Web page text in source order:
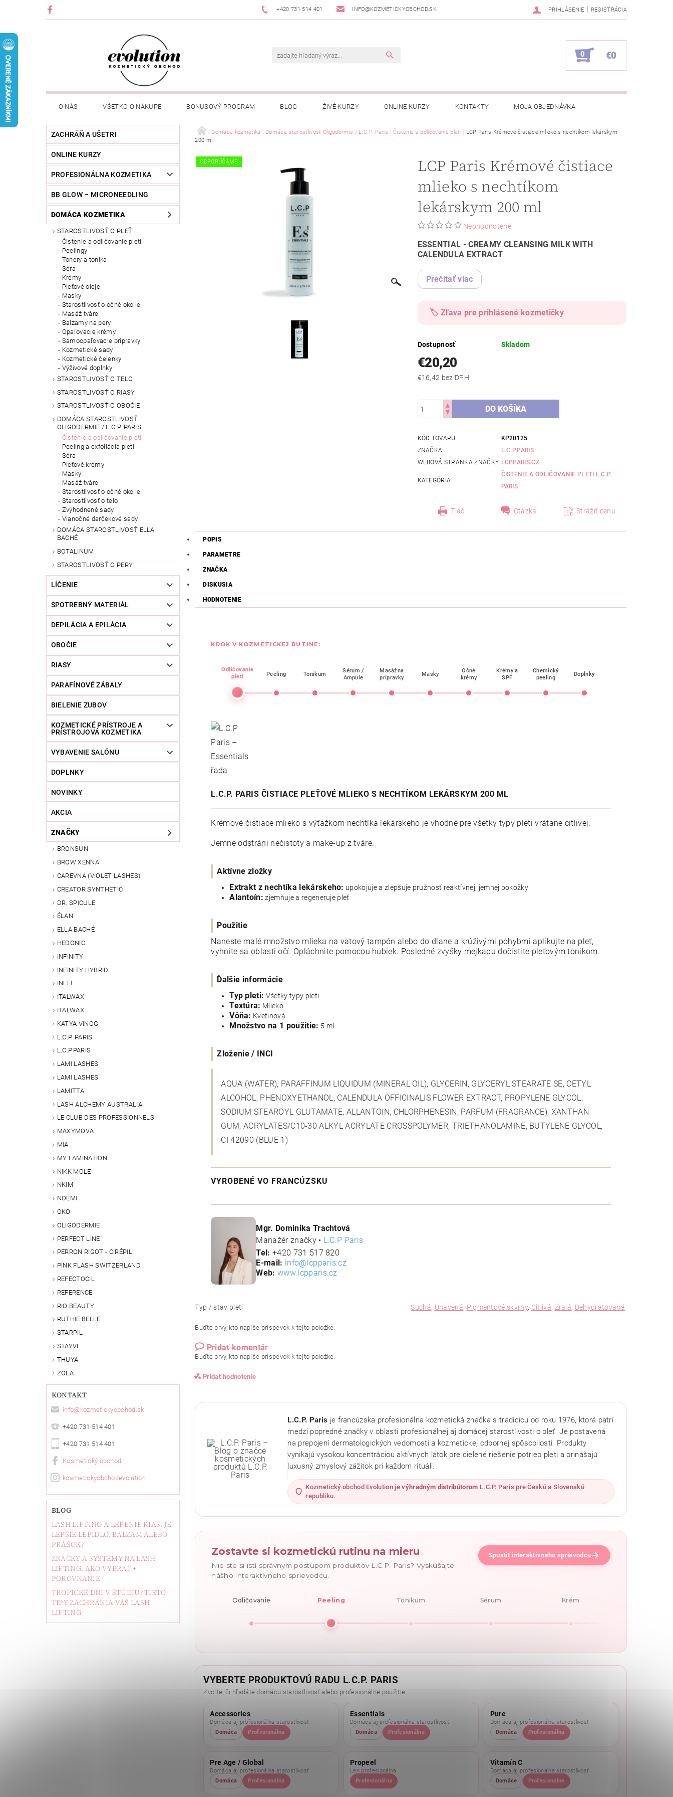
+420 731 514 401 INFO@KOZMETICKYOBCHOD.SK PRIHLÁSENIE | REGISTRÁCIA
0 €0
O NÁS VŠETKO O NÁKUPE BONUSOVÝ PROGRAM BLOG ŽIVÉ KURZY ONLINE KURZY KONTAKTY MOJA OBJEDNÁVKA
ZACHRÁŇ A UŠETRI
ONLINE KURZY
PROFESIONÁLNA KOZMETIKA
BB GLOW – MICRONEEDLING
DOMÁCA KOZMETIKA
STAROSTLIVOSŤ O PLEŤ
Čistenie a odličovanie pleti
Peelingy
Tonery a tonika
Séra
Krémy
Pleťové oleje
Masky
Starostlivosť o očné okolie
Masáž tváre
Balzamy na pery
Opaľovacie krémy
Samoopaľovacie prípravky
Kozmetické sady
Kozmetické čelenky
Výživové doplnky
STAROSTLIVOSŤ O TELO
STAROSTLIVOSŤ O RIASY
STAROSTLIVOSŤ O OBOČIE
DOMÁCA STAROSTLIVOSŤ
OLIGODERMIE / L.C.P. PARIS
Čistenie a odličovanie pleti
Peeling a exfoliácia pleti
Séra
Pleťové krémy
Masky
Masáž tváre
Starostlivosť o očné okolie
Starostlivosť o telo
Zvýhodnené sady
Vianočné darčekové sady
DOMÁCA STAROSTLIVOSŤ ELLA
BACHÉ
BOTALINUM
STAROSTLIVOSŤ O PERY
LÍČENIE
SPOTREBNÝ MATERIÁL
DEPILÁCIA A EPILÁCIA
OBOČIE
RIASY
PARAFÍNOVÉ ZÁBALY
BIELENIE ZUBOV
KOZMETICKÉ PRÍSTROJE A
PRÍSTROJOVÁ KOZMETIKA
VYBAVENIE SALÓNU
DOPLNKY
NOVINKY
AKCIA
ZNAČKY
BRONSUN
BROW XENNA
CAREVNA (VIOLET LASHES)
CREATOR SYNTHETIC
DR. SPICULE
ÉLAN
ELLA BACHÉ
HEDONIC
INFINITY
INFINITY HYBRID
INLEI
ITALWAX
ITALWAX
KATYA VINOG
L.C.P. PARIS
L.C.P.PARIS
LAMI LASHES
LAMI LASHES
LAMITTA
LASH ALCHEMY AUSTRALIA
LE CLUB DES PROFESSIONNELS
MAXYMOVA
MIA
MY LAMINATION
NIKK MOLE
NKIM
NOEMI
OKO
OLIGODERMIE
PERFECT LINE
PERRON RIGOT - CIRÉPIL
PINK FLASH SWITZERLAND
REFECTOCIL
REFERENCE
RIO BEAUTY
RUTHIE BELLE
STARPIL
STAYVE
THUYA
ZOLA
KONTAKT
info@ kozmetickyobchod.sk
+420 731 514 401
+420 731 514 401
Kosmetický obchod
kosmetickyobchodevolution
BLOG
LASH LIFTING A LEPENIE RIAS: JE
LEPŠIE LEPIDLO, BALZAM ALEBO
PRÁŠOK?
ZNAČKY A SYSTÉMY NA LASH
LIFTING: AKO VYBRAŤ +
POROVNANIE
TROPICKÉ DNI V ŠTÚDIU? TIETO
TIPY ZACHRÁNIA VÁŠ LASH
LIFTING
Domáca kozmetika Domáca starostlivosť Oligodermie / L.C.P. Paris Čistenie a odličovanie pleti
LCP Paris Krémové čistiace mlieko s nechtíkom lekárskym
200 ml
ODPORÚČAME
LCP Paris Krémové čistiace
mlieko s nechtíkom
lekárskym 200 ml
Neohodnotené
ESSENTIAL - CREAMY CLEANSING MILK WITH
CALENDULA EXTRACT
Prečítať viac
🏷️ Zľava pre prihlásené kozmetičky
Dostupnosť Skladom
€20,20
€16,42 bez DPH
KÓD TOVARU
KP20125
ZNAČKA
L.C.P.PARIS
WEBOVÁ STRÁNKA ZNAČKY LCPPARIS.CZ
KATEGÓRIA
ČISTENIE A ODLIČOVANIE PLETI L.C.P.
PARIS
Tlač Otázka Strážiť cenu
POPIS
PARAMETRE
ZNAČKA
DISKUSIA
HODNOTENIE
KROK V KOZMETICKEJ RUTINE:
Odličovanie
pleti
Peeling Tonikum
Sérum /
Ampule
Masážna
prípravky
Masky
Očné
krémy
Krémy a
SPF
Chemický
peeling
Doplnky
L.C.P. PARIS ČISTIACE PLEŤOVÉ MLIEKO S NECHTÍKOM LEKÁRSKYM 200 ML
Krémové čistiace mlieko s výťažkom nechtíka lekárskeho je vhodné pre všetky typy pleti vrátane citlivej.
Jemne odstráni nečistoty a make-up z tváre.
Aktívne zložky
Extrakt z nechtíka lekárskeho: upokojuje a zlepšuje pružnosť reaktívnej, jemnej pokožky
Alantoín: zjemňuje a regeneruje pleť
Použitie
Naneste malé množstvo mlieka na vatový tampón alebo do dlane a krúživými pohybmi aplikujte na pleť,
vyhnite sa oblasti očí. Opláchnite pomocou hubiek. Posledné zvyšky mejkapu dočistite pleťovým tonikom.
Ďalšie informácie
Typ pleti: Všetky typy pleti
Textúra: Mlieko
Vôňa: Kvetinová
Množstvo na 1 použitie: 5 ml
Zloženie / INCI
AQUA (WATER), PARAFFINUM LIQUIDUM (MINERAL OIL), GLYCERIN, GLYCERYL STEARATE SE, CETYL
ALCOHOL, PHENOXYETHANOL, CALENDULA OFFICINALIS FLOWER EXTRACT, PROPYLENE GLYCOL,
SODIUM STEAROYL GLUTAMATE, ALLANTOIN, CHLORPHENESIN, PARFUM (FRAGRANCE), XANTHAN
GUM, ACRYLATES/C10-30 ALKYL ACRYLATE CROSSPOLYMER, TRIETHANOLAMINE, BUTYLENE GLYCOL,
CI 42090 (BLUE 1)
VYROBENÉ VO FRANCÚZSKU
Mgr. Dominika Trachtová
Manažér značky • L.C.P Paris
Tel: +420 731 517 820
E-mail: info@lcpparis.cz
Web: www.lcpparis.cz
Typ / stav pleti Suchá, Unavená, Pigmentové skvrny, Citlivá, Zralá, Dehydratovaná
Buďte prvý, kto napíše príspevok k tejto položke.
Pridať komentár
Buďte prvý, kto napíše príspevok k tejto položke.
Pridať hodnotenie
Vložením hodnotenie súhlasíte spodmienkami ochrany osobných údajov.
L.C.P. Paris je francúzska profesionálna kozmetická značka s tradíciou od roku 1976, ktorá patrí
medzi popredné značky v oblasti profesionálnej aj domácej starostlivosti o pleť. Je postavená
na prepojení dermatologických vedomostí a kozmetickej odbornej spôsobilosti. Produkty
vynikajú vysokou koncentráciou aktívnych látok pre cielené riešenie potrieb pleti a prinášajú
luxusný zmyslový zážitok pri každom rituáli.
Kozmetický obchod Evolution jevýhradným distribútorom L.C.P. Paris pre Českú a Slovenskú
republiku.
Zostavte si kozmetickú rutinu na mieru
Nie ste si istí správnym postupom produktov L.C.P. Paris? Vyskúšajte
nášho interaktívneho sprievodcu.
Spustiť interaktívneho sprievodcu
Odličovanie Peeling Tonikum Sérum Krém
VYBERTE PRODUKTOVÚ RADU L.C.P. PARIS
Zvoľte, či hľadáte domácu starostlivosť alebo profesionálne použitie.
Accessories
Domáca aj profesionálna starostlivosť
Domáca
Profesionálna
Essentials
Domáca aj profesionálna starostlivosť
Domáca
Profesionálna
Pure
Domáca aj profesionálna starostlivosť
Domáca
Profesionálna
Pre Age / Global
Domáca aj profesionálna starostlivosť
Domáca
Profesionálna
Propeel
Len profesionálna
Profesionálna
Vitamín C
Domáca aj profesionálna starostlivosť
Domáce
Profesionálne